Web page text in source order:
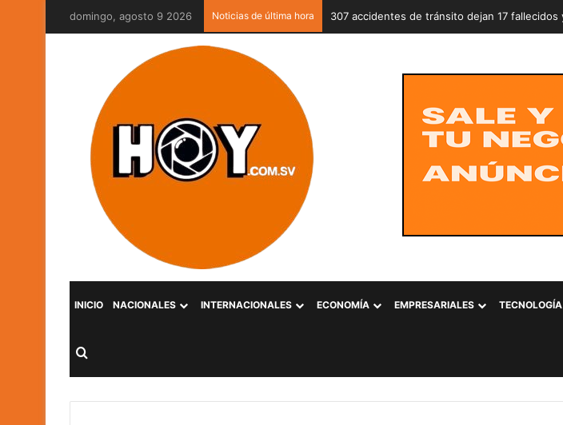
domingo, agosto 9 2026 Noticias de última hora
INICIO NACIONALES INTERNACIONALES ECONOMÍA EMPRESARIALES TECNOLOGÍA
Buscar por